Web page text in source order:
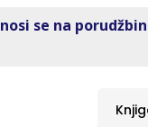
se na